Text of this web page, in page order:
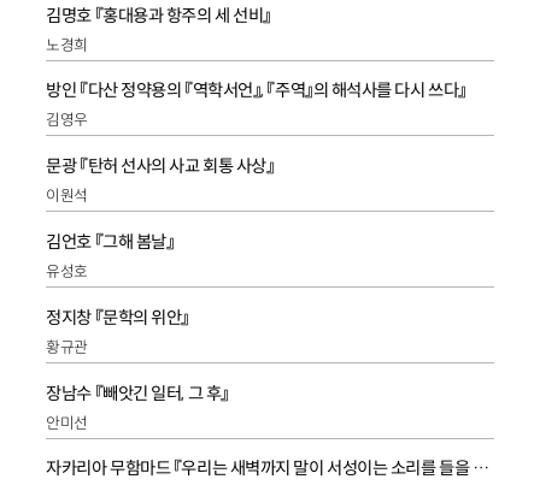
김명호 『홍대용과 항주의 세 선비』
노경희
방인 『다산 정약용의 『역학서언』, 『주역』의 해석사를 다시 쓰다』
김영우
문광 『탄허 선사의 사교 회통 사상』
이원석
김언호 『그해 봄날』
유성호
정지창 『문학의 위안』
황규관
장남수 『빼앗긴 일터, 그 후』
안미선
자카리아 무함마드 『우리는 새벽까지 말이 서성이는 소리를 들을 것이다』